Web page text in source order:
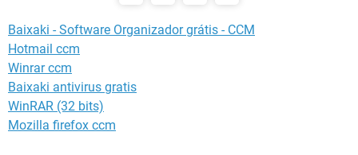
Baixaki - Software Organizador grátis - CCM
Hotmail ccm
Winrar ccm
Baixaki antivirus gratis
WinRAR (32 bits)
Mozilla firefox ccm